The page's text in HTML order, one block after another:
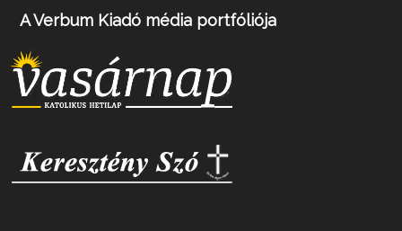
A Verbum Kiadó média portfóliója